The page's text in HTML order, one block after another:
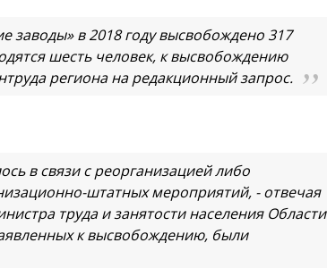
заводы» в 2018 году высвобождено 317
шесть человек, к высвобождению
региона на редакционный запрос.
в связи с реорганизацией либо
штатных мероприятий, - отвечая
труда и занятости населения Области
к высвобождению, были